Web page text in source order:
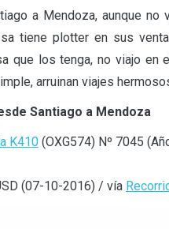
a Mendoza, aunque
tiene plotter en sus
que los tenga, no viajo en
arruinan viajes
Santiago a Mendoza
K410 (OXG574) Nº 7045
(07-10-2016) / vía